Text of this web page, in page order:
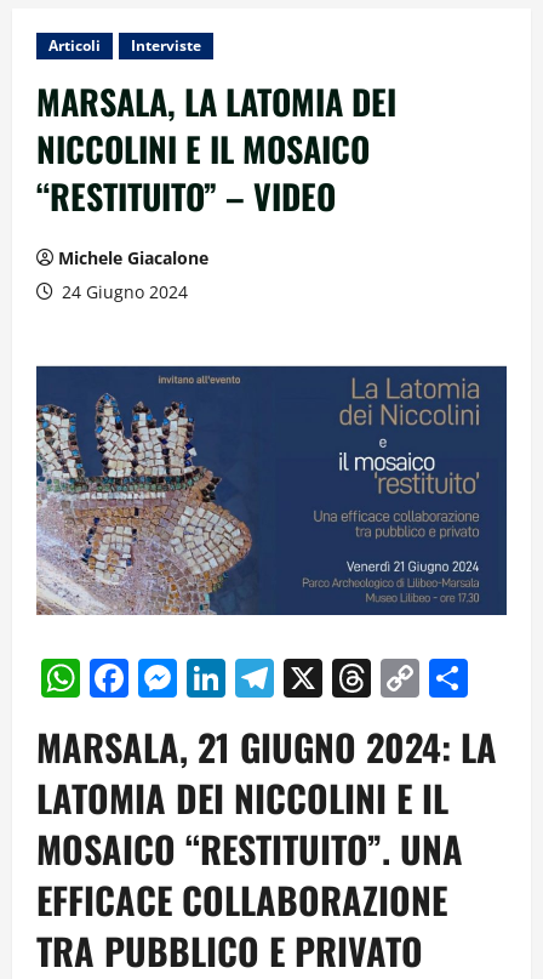
Articoli Interviste
MARSALA, LA LATOMIA DEI
NICCOLINI E IL MOSAICO
“RESTITUITO” – VIDEO
Michele Giacalone
24 Giugno 2024
WhatsApp
Facebook
Messenger
LinkedIn
Telegram
X Threads
Copy
MARSALA, 21 GIUGNO 2024: LA
LATOMIA DEI NICCOLINI E IL
MOSAICO “RESTITUITO”. UNA
EFFICACE COLLABORAZIONE
TRA PUBBLICO E PRIVATO